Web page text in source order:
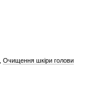
Очищення шкіри голови